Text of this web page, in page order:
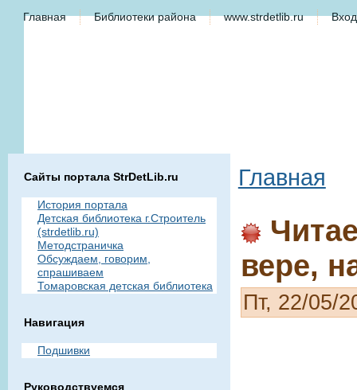
Главная Библиотеки района www.strdetlib.ru
Сайты портала StrDetLib.ru
История портала
Детская библиотека г.Строитель
(strdetlib.ru)
Методстраничка
Обсуждаем, говорим,
спрашиваем
Томаровская детская библиотека
Навигация
Подшивки
Руководствуемся
Главная
вере,
Пт, 22/05/